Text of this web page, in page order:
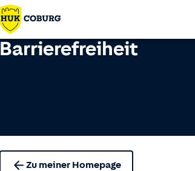
Barrierefreiheit
Zu meiner Homepage